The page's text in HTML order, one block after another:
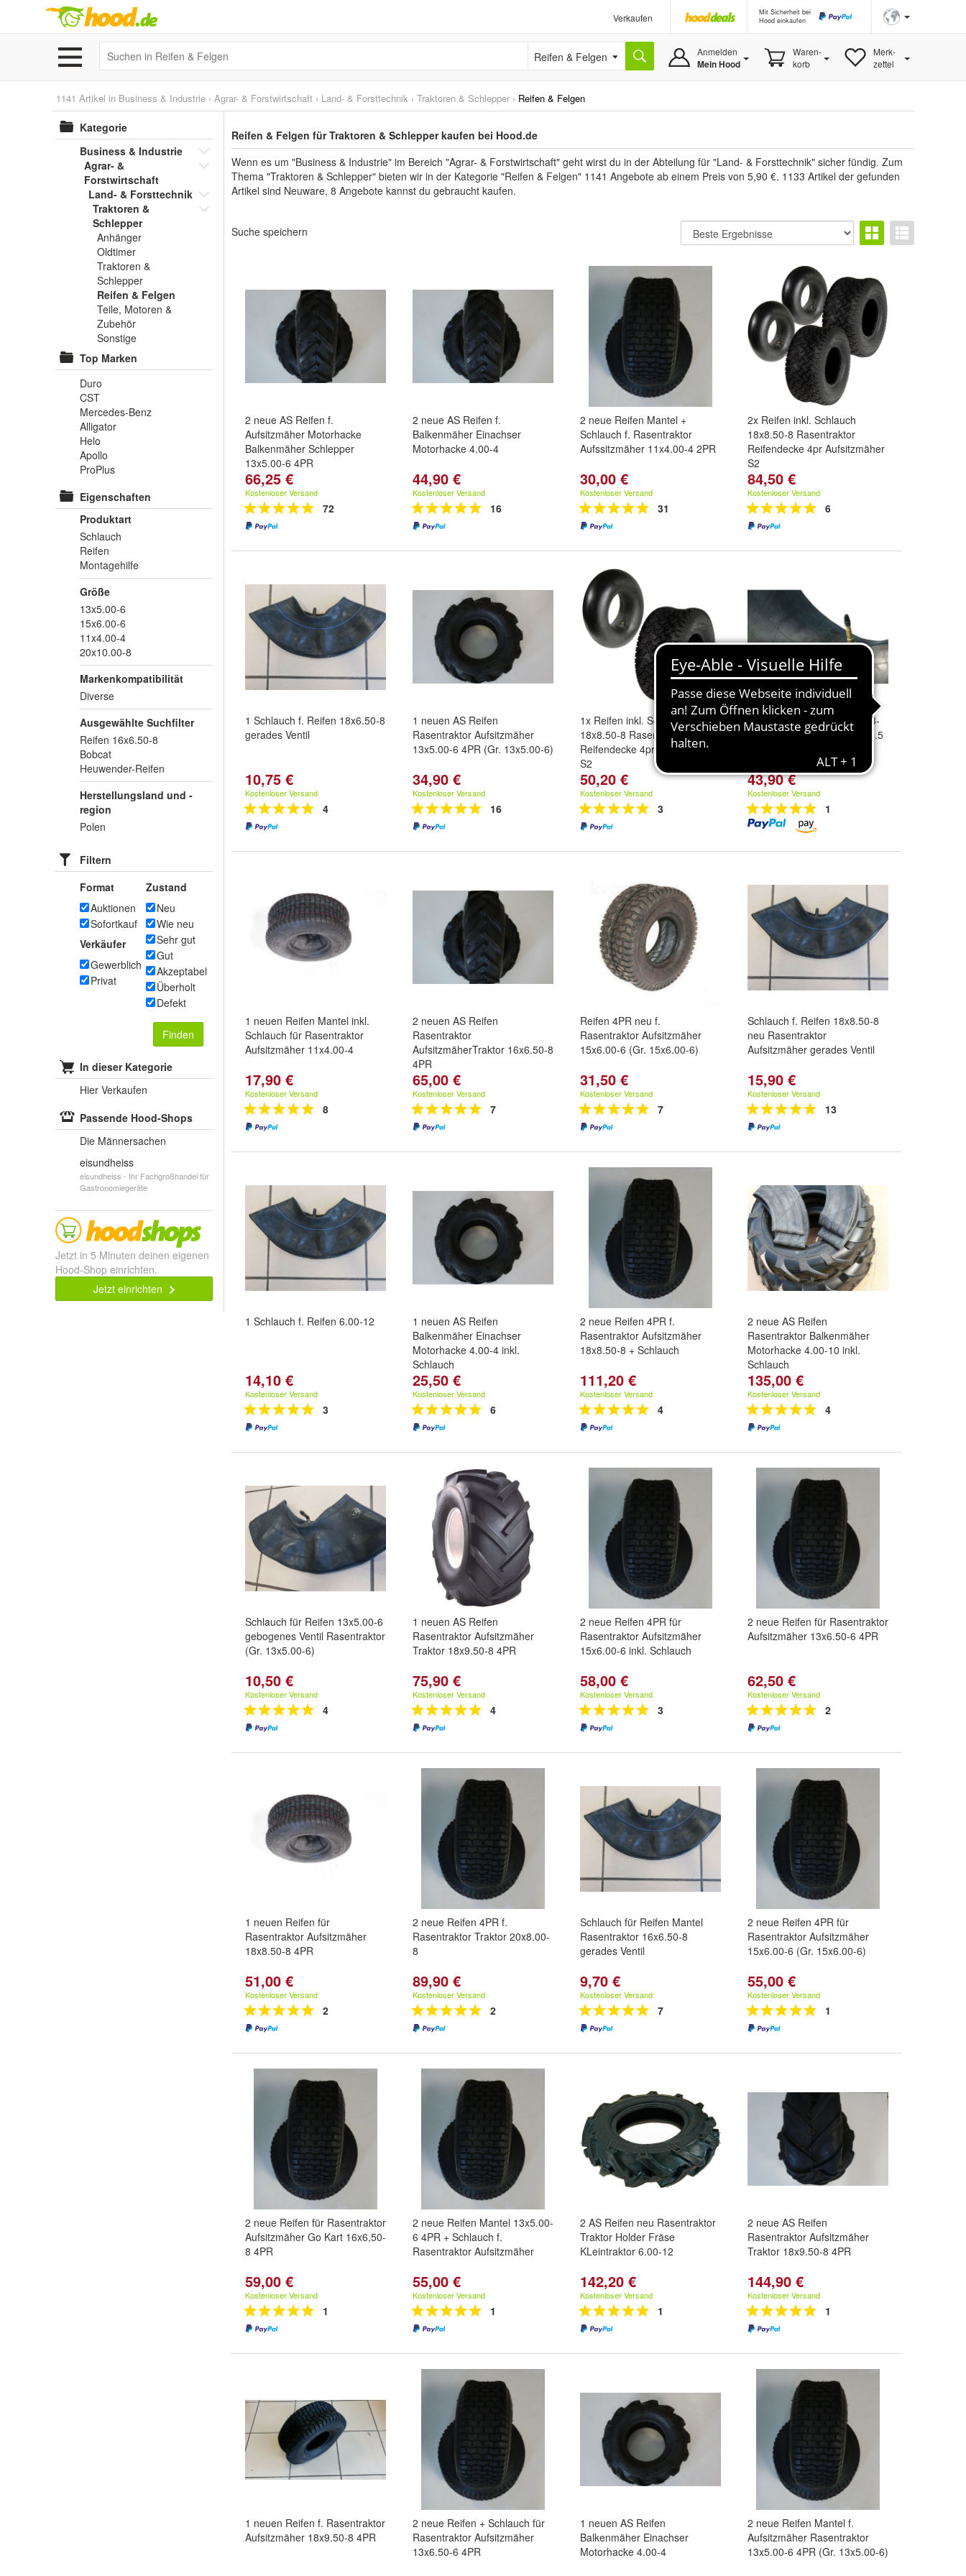
Verkaufen
Mit Sicherheit bei
Hood einkaufen
Reifen & Felgen Anmelden
Mein Hood
Waren-
korb
Merk-
zettel
1141 Artikel in Business & Industrie › Agrar- & Forstwirtschaft › Land- & Forsttechnik › Traktoren & Schlepper › Reifen & Felgen
Kategorie
Business & Industrie
Agrar- &
Forstwirtschaft
Land- & Forsttechnik
Traktoren &
Schlepper
Anhänger
Oldtimer
Traktoren &
Schlepper
Reifen & Felgen
Teile, Motoren &
Zubehör
Sonstige
Top Marken
Duro
CST
Mercedes-Benz
Alligator
Helo
Apollo
ProPlus
Eigenschaften
Produktart
Schlauch
Reifen
Montagehilfe
Größe
13x5.00-6
15x6.00-6
11x4.00-4
20x10.00-8
Markenkompatibilität
Diverse
Ausgewählte Suchfilter
Reifen 16x6.50-8
Bobcat
Heuwender-Reifen
Herstellungsland und -
region
Polen
Filtern
Format
Auktionen
Sofortkauf
Verkäufer
Gewerblich
Privat
Zustand
Neu
Wie neu
Sehr gut
Gut
Akzeptabel
Überholt
Defekt
Finden
In dieser Kategorie
Hier Verkaufen
Passende Hood-Shops
Die Männersachen
eisundheiss
eisundheiss - Ihr Fachgroßhandel für
Gastronomiegeräte
Jetzt in 5 Minuten deinen eigenen
Hood-Shop einrichten.
Jetzt einrichten
Reifen & Felgen für Traktoren & Schlepper kaufen bei Hood.de
Wenn es um "Business & Industrie" im Bereich "Agrar- & Forstwirtschaft" geht wirst du in der Abteilung für "Land- & Forsttechnik" sicher fündig. Zum
Thema "Traktoren & Schlepper" bieten wir in der Kategorie "Reifen & Felgen" 1141 Angebote ab einem Preis von 5,90 €. 1133 Artikel der gefunden
Artikel sind Neuware, 8 Angebote kannst du gebraucht kaufen.
Suche speichern
2 neue AS Reifen f.
Aufsitzmäher Motorhacke
Balkenmäher Schlepper
13x5.00-6 4PR
66,25 €
Kostenloser Versand
72
2 neue AS Reifen f.
Balkenmäher Einachser
Motorhacke 4.00-4
44,90 €
Kostenloser Versand
16
2 neue Reifen Mantel +
Schlauch f. Rasentraktor
Aufssitzmäher 11x4.00-4 2PR
30,00 €
Kostenloser Versand
31
2x Reifen inkl. Schlauch
18x8.50-8 Rasentraktor
Reifendecke 4pr Aufsitzmäher
S2
84,50 €
Kostenloser Versand
6
1 Schlauch f. Reifen 18x6.50-8
gerades Ventil
10,75 €
Kostenloser Versand
4
1 neuen AS Reifen
Rasentraktor Aufsitzmäher
13x5.00-6 4PR (Gr. 13x5.00-6)
34,90 €
Kostenloser Versand
16
1x Reifen inkl. Schlauch
18x8.50-8 Rasentraktor
Reifendecke 4pr Aufsitzmäher
S2
50,20 €
Kostenloser Versand
3
Schlauch 11-22.5 Ventil VS3-
21-1 passend für 295/80-22.5
43,90 €
Kostenloser Versand
1
1 neuen Reifen Mantel inkl.
Schlauch für Rasentraktor
Aufsitzmäher 11x4.00-4
17,90 €
Kostenloser Versand
8
2 neuen AS Reifen
Rasentraktor
AufsitzmäherTraktor 16x6.50-8
4PR
65,00 €
Kostenloser Versand
7
Reifen 4PR neu f.
Rasentraktor Aufsitzmäher
15x6.00-6 (Gr. 15x6.00-6)
31,50 €
Kostenloser Versand
7
Schlauch f. Reifen 18x8.50-8
neu Rasentraktor
Aufsitzmäher gerades Ventil
15,90 €
Kostenloser Versand
13
1 Schlauch f. Reifen 6.00-12
14,10 €
Kostenloser Versand
3
1 neuen AS Reifen
Balkenmäher Einachser
Motorhacke 4.00-4 inkl.
Schlauch
25,50 €
Kostenloser Versand
6
2 neue Reifen 4PR f.
Rasentraktor Aufsitzmäher
18x8.50-8 + Schlauch
111,20 €
Kostenloser Versand
4
2 neue AS Reifen
Rasentraktor Balkenmäher
Motorhacke 4.00-10 inkl.
Schlauch
135,00 €
Kostenloser Versand
4
Schlauch für Reifen 13x5.00-6
gebogenes Ventil Rasentraktor
(Gr. 13x5.00-6)
10,50 €
Kostenloser Versand
4
1 neuen AS Reifen
Rasentraktor Aufsitzmäher
Traktor 18x9.50-8 4PR
75,90 €
Kostenloser Versand
4
2 neue Reifen 4PR für
Rasentraktor Aufsitzmäher
15x6.00-6 inkl. Schlauch
58,00 €
Kostenloser Versand
3
2 neue Reifen für Rasentraktor
Aufsitzmäher 13x6.50-6 4PR
62,50 €
Kostenloser Versand
2
1 neuen Reifen für
Rasentraktor Aufsitzmäher
18x8.50-8 4PR
51,00 €
Kostenloser Versand
2
2 neue Reifen 4PR f.
Rasentraktor Traktor 20x8.00-
8
89,90 €
Kostenloser Versand
2
Schlauch für Reifen Mantel
Rasentraktor 16x6.50-8
gerades Ventil
9,70 €
Kostenloser Versand
7
2 neue Reifen 4PR für
Rasentraktor Aufsitzmäher
15x6.00-6 (Gr. 15x6.00-6)
55,00 €
Kostenloser Versand
1
2 neue Reifen für Rasentraktor
Aufsitzmäher Go Kart 16x6,50-
8 4PR
59,00 €
Kostenloser Versand
1
2 neue Reifen Mantel 13x5.00-
6 4PR + Schlauch f.
Rasentraktor Aufsitzmäher
55,00 €
Kostenloser Versand
1
2 AS Reifen neu Rasentraktor
Traktor Holder Fräse
KLeintraktor 6.00-12
142,20 €
Kostenloser Versand
1
2 neue AS Reifen
Rasentraktor Aufsitzmäher
Traktor 18x9.50-8 4PR
144,90 €
Kostenloser Versand
1
1 neuen Reifen f. Rasentraktor
Aufsitzmäher 18x9.50-8 4PR
2 neue Reifen + Schlauch für
Rasentraktor Aufsitzmäher
13x6.50-6 4PR
1 neuen AS Reifen
Balkenmäher Einachser
Motorhacke 4.00-4
2 neue Reifen Mantel f.
Aufsitzmäher Rasentraktor
13x5.00-6 4PR (Gr. 13x5.00-6)